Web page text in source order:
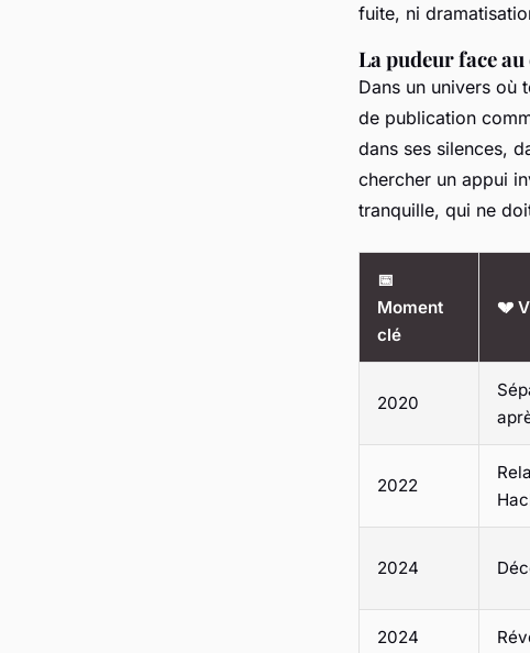
fuite, ni
La pudeur face
Dans un univers où
de publication
dans ses silences,
chercher un appui
tranquille, qui ne
📅
Moment
clé
💔
2020
2022
2024
2024